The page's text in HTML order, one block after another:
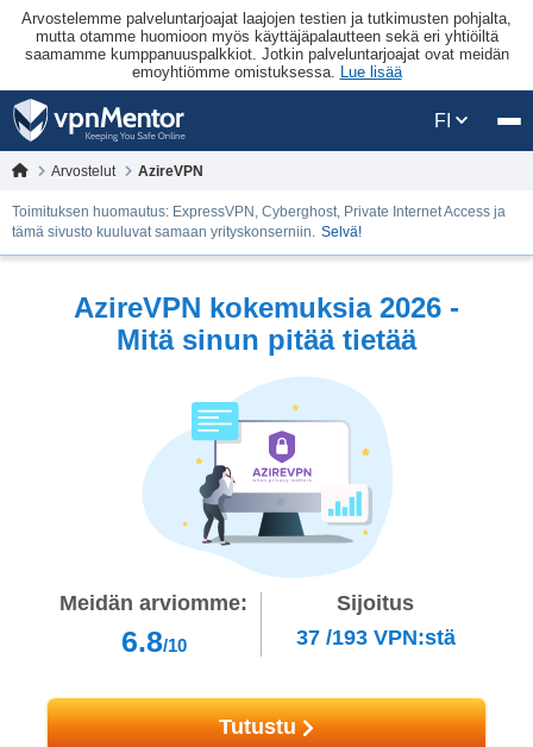
Arvostelemme palveluntarjoajat laajojen testien ja tutkimusten pohjalta,
mutta otamme huomioon myös käyttäjäpalautteen sekä eri yhtiöiltä
saamamme kumppanuuspalkkiot. Jotkin palveluntarjoajat ovat meidän
emoyhtiömme omistuksessa. Lue lisää
FI
Arvostelut AzireVPN
Toimituksen huomautus: ExpressVPN, Cyberghost, Private Internet Access ja
tämä sivusto kuuluvat samaan yrityskonserniin. Selvä!
AzireVPN kokemuksia 2026 -
Mitä sinun pitää tietää
Meidän arviomme:
6.8/10
Sijoitus
37 /193VPN:stä
Tutustu